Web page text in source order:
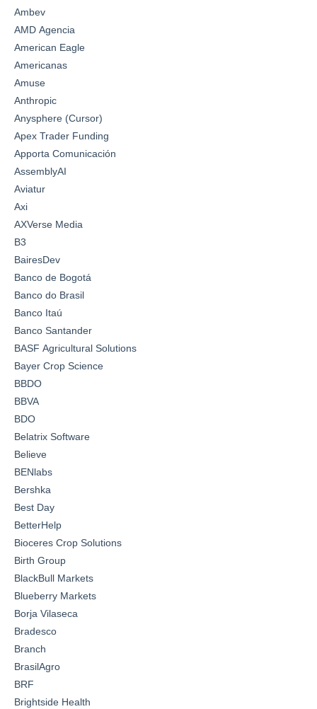
Ambev
AMD Agencia
American Eagle
Americanas
Amuse
Anthropic
Anysphere (Cursor)
Apex Trader Funding
Apporta Comunicación
AssemblyAI
Aviatur
Axi
AXVerse Media
B3
BairesDev
Banco de Bogotá
Banco do Brasil
Banco Itaú
Banco Santander
BASF Agricultural Solutions
Bayer Crop Science
BBDO
BBVA
BDO
Belatrix Software
Believe
BENlabs
Bershka
Best Day
BetterHelp
Bioceres Crop Solutions
Birth Group
BlackBull Markets
Blueberry Markets
Borja Vilaseca
Bradesco
Branch
BrasilAgro
BRF
Brightside Health